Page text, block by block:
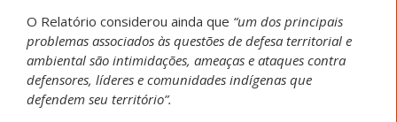
O Relatório considerou ainda que “um dos principais
problemas associados às questões de defesa territorial e
ambiental são intimidações, ameaças e ataques contra
defensores, líderes e comunidades indígenas que
defendem seu território”.